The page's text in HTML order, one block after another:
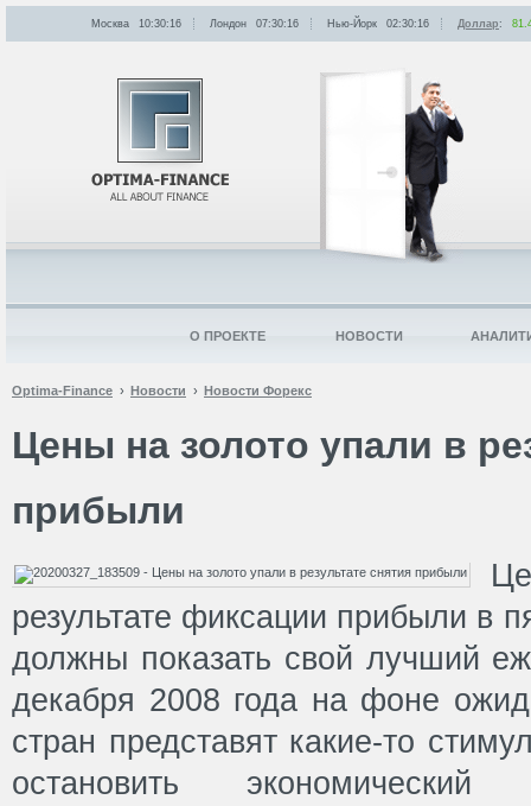
Optima-Finance Новости Новости Форекс
Цены на золото упали в
прибыли
результате фиксации прибыли в
должны показать свой лучший
декабря 2008 года на фоне
стран представят какие-то
остановить
Москва 10:30:16 Лондон 07:30:16 Нью-Йорк 02:30:16 Доллар:
О ПРОЕКТЕ НОВОСТИ